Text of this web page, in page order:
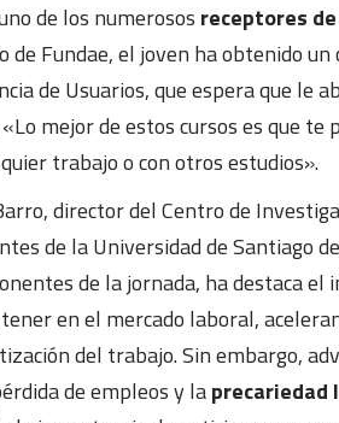
de los numerosos receptores
de Fundae, el joven ha obtenido
de Usuarios, que espera que le
mejor de estos cursos es que
trabajo o con otros estudios».
director del Centro de
de la Universidad de Santiago
de la jornada, ha destaca el
en el mercado laboral,
del trabajo. Sin embargo,
de empleos y laprecariedad